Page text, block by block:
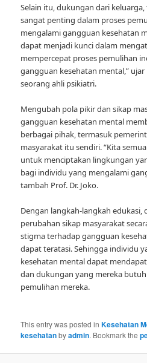
Selain itu, dukungan dari
sangat penting dalam proses
mengalami gangguan kesehatan
dapat menjadi kunci dalam
mempercepat proses pemulihan
gangguan kesehatan mental,” ujar
seorang ahli psikiatri.
Mengubah pola pikir dan sikap
gangguan kesehatan mental
berbagai pihak, termasuk
masyarakat itu sendiri. “Kita
untuk menciptakan lingkungan
bagi individu yang mengalami
tambah Prof. Dr. Joko.
Dengan langkah-langkah edukasi,
perubahan sikap masyarakat
stigma terhadap gangguan
dapat teratasi. Sehingga individu
kesehatan mental dapat
dan dukungan yang mereka
pemulihan mereka.
This entry was posted inKesehatan
kesehatanbyadmin. Bookmark the